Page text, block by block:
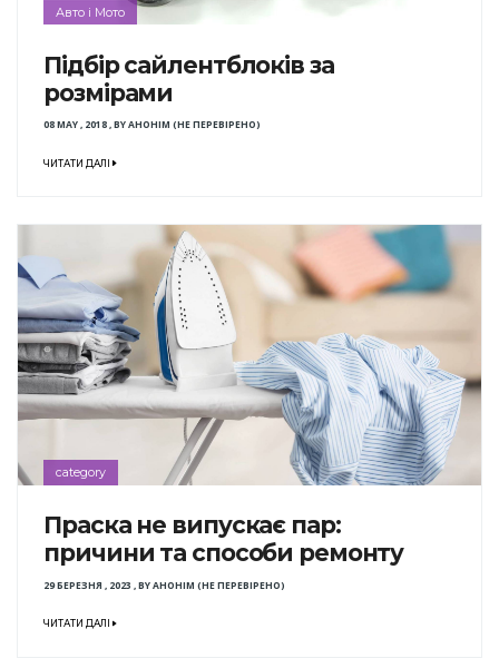
Авто і Мото
Підбір сайлентблоків за
розмірами
08 MAY , 2018,BYАНОНІМ (НЕ ПЕРЕВІРЕНО)
ЧИТАТИ ДАЛІ
category
Праска не випускає пар:
причини та способи ремонту
29 БЕРЕЗНЯ , 2023 ,BYАНОНІМ (НЕ ПЕРЕВІРЕНО)
ЧИТАТИ ДАЛІ